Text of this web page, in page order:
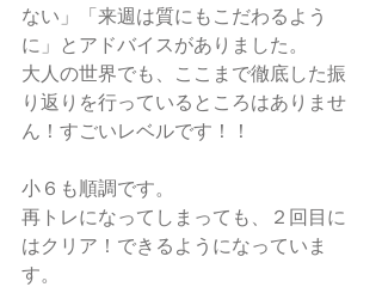
ない」「来週は質にもこだわるよう
に」とアドバイスがありました。
大人の世界でも、ここまで徹底した振
り返りを行っているところはありませ
ん！すごいレベルです！！
小６も順調です。
再トレになってしまっても、２回目に
はクリア！できるようになっていま
す。